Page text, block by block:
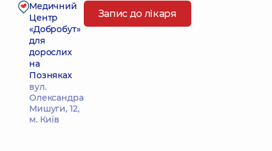
Медичний
Центр
«Добробут»
для
дорослих
на
Позняках
вул.
Олександра
Мишуги, 12,
м. Київ
Запис до лікаря